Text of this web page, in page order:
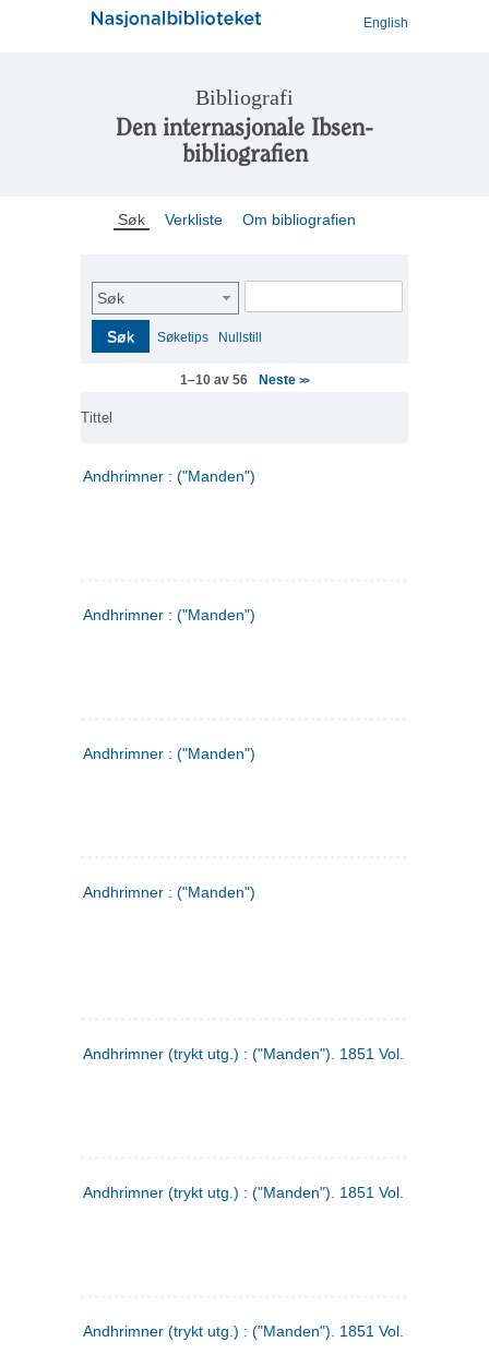
English
Bibliografi
Den internasjonale Ibsen-
bibliografien
Søk Verkliste Om bibliografien
Søk
Søk Søketips Nullstill
1–10 av 56 Neste>>
Tittel
Andhrimner : ("Manden")
Andhrimner : ("Manden")
Andhrimner : ("Manden")
Andhrimner : ("Manden")
Andhrimner (trykt utg.) : ("Manden"). 1851 Vol. 2 Nr. 1
Andhrimner (trykt utg.) : ("Manden"). 1851 Vol. 1 Nr. 10
Andhrimner (trykt utg.) : ("Manden"). 1851 Vol. 1 Nr. 3